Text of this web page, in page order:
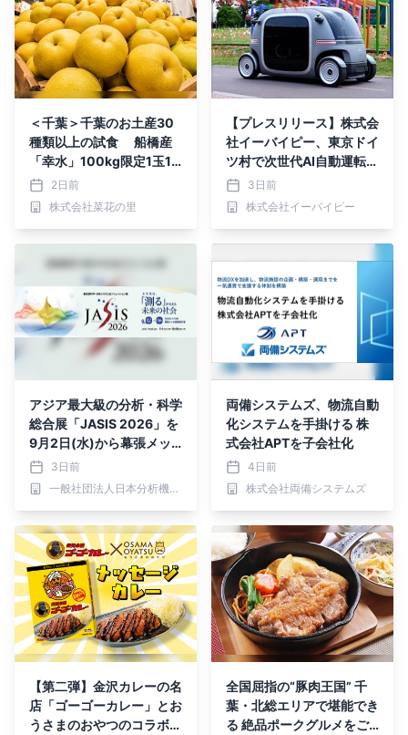
＜千葉＞千葉のお土産30
種類以上の試食 船橋産
「幸水」100kg限定1玉10
0円！ 西船橋駅ナカで「千
葉の魅力を知って選べる」
お盆イベント開催
2日前
株式会社菜花の里
【プレスリリース】株式会
社イーバイピー、東京ドイ
ツ村で次世代AI自動運転バ
スの「実証実験」を開始
3日前
株式会社イーバイピー
アジア最大級の分析・科学
総合展「JASIS 2026」を
9月2日(水)から幕張メッ
セで開催 ラボオートメ
ーション・フィジカルAI
― 研究開発を変える最新
ころをご紹介
3日前
一般社団法人日本分析機器工業会、一般社団法人日本科学機器協会
両備システムズ、物流自動
化システムを手掛ける 株
式会社APTを子会社化
4日前
株式会社両備システムズ
【第二弾】金沢カレーの名
店「ゴーゴーカレー」とお
うさまのおやつのコラボ商
全国屈指の“豚肉王国” 千
葉・北総エリアで堪能でき
る 絶品ポークグルメをご